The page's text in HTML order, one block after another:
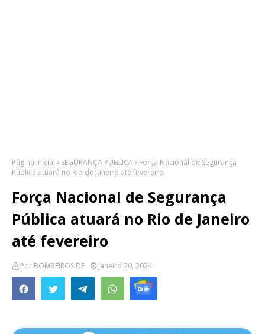
Página inicial SEGURANÇA PÚBLICA
Força Nacional de Segurança
Pública atuará no Rio de Janeiro até fevereiro
Força Nacional de Segurança
Pública atuará no Rio de Janeiro
até fevereiro
Por BOMBEIROS DF Janeiro 20, 2024